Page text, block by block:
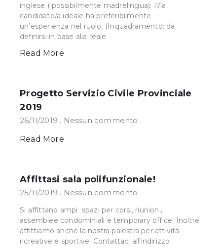
inglese ( possibilmente madrelingua): Il/la
candidato/a ideale ha preferibilmente
un’esperienza nel ruolo. (Inquadramento: da
definirsi in base alla reale
Read More
Progetto Servizio Civile Provinciale
2019
26/11/2019
Nessun commento
Read More
Affittasi sala polifunzionale!
25/11/2019 Nessun commento
Si affittano ampi spazi per corsi, riunioni,
assemblee condominiali e temporary office. Inoltre
affittiamo anche la nostra palestra per attività
ricreative e sportive. Contattaci all’indirizzo